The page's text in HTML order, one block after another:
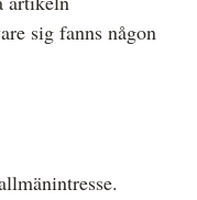
sig fanns någon